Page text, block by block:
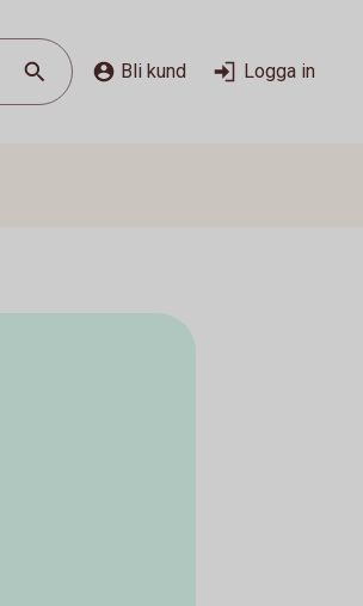
Bli kund Logga in